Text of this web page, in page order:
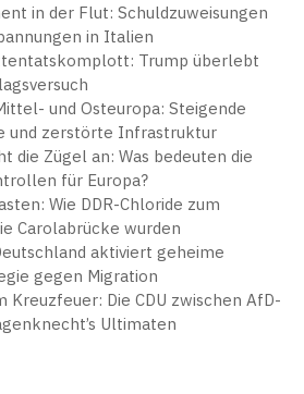
in der Flut: Schuldzuweisungen
in Italien
Trump überlebt
und Osteuropa: Steigende
und zerstörte Infrastruktur
die Zügel an: Was bedeuten die
für Europa?
Wie DDR-Chloride zum
Carolabrücke wurden
aktiviert geheime
gegen Migration
Kreuzfeuer: Die CDU zwischen AfD-
Ultimaten